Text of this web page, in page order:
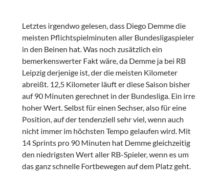
Letztes irgendwo gelesen, dass Diego Demme die
meisten Pflichtspielminuten aller Bundesligaspieler
in den Beinen hat. Was noch zusätzlich ein
bemerkenswerter Fakt wäre, da Demme ja bei RB
Leipzig derjenige ist, der die meisten Kilometer
abreißt. 12,5 Kilometer läuft er diese Saison bisher
auf 90 Minuten gerechnet in der Bundesliga. Ein irre
hoher Wert. Selbst für einen Sechser, also für eine
Position, auf der tendenziell sehr viel, wenn auch
nicht immer im höchsten Tempo gelaufen wird. Mit
14 Sprints pro 90 Minuten hat Demme gleichzeitig
den niedrigsten Wert aller RB-Spieler, wenn es um
das ganz schnelle Fortbewegen auf dem Platz geht.